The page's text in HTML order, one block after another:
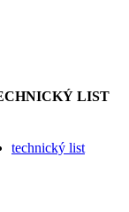
LIST
technický list